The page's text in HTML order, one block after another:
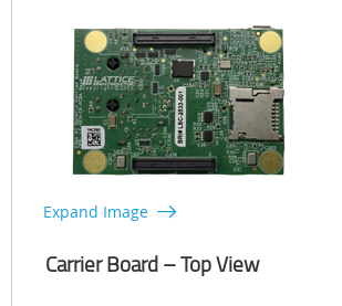
Expand Image
Carrier Board – Top View